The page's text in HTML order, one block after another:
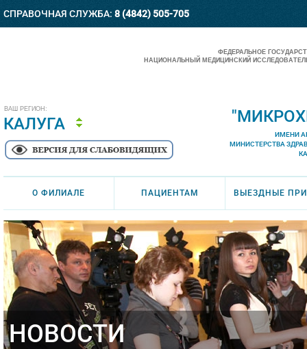
СПРАВОЧНАЯ СЛУЖБА: 8 (4842) 505-705
ВАШ РЕГИОН:
КАЛУГА
ФЕДЕРАЛЬНОЕ
НАЦИОНАЛЬНЫЙ МЕДИЦИНСКИЙ
ИМЕНИ
МИНИСТЕРСТВА
О ФИЛИАЛЕ ПАЦИЕНТАМ ВЫЕЗДНЫЕ
НОВОСТИ